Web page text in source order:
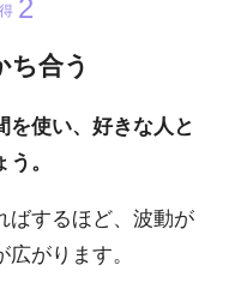
ち合う
を使い、好きな人と
。
ばするほど、波動が
がります。